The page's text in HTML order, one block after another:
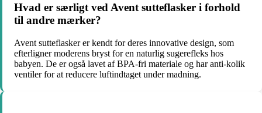
Hvad er særligt ved Avent sutteflasker i forhold
til andre mærker?
Avent sutteflasker er kendt for deres innovative design, som
efterligner moderens bryst for en naturlig sugerefleks hos
babyen. De er også lavet af BPA-fri materiale og har anti-kolik
ventiler for at reducere luftindtaget under madning.